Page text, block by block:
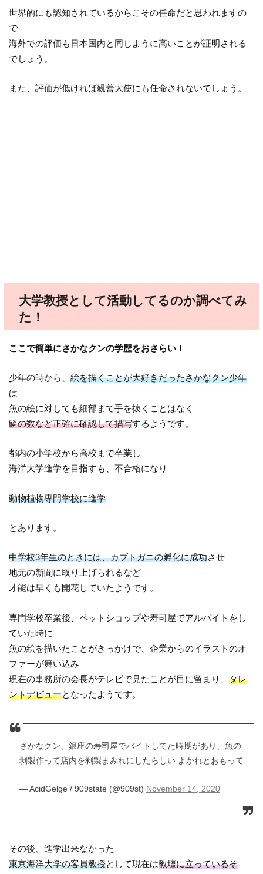
世界的にも認知されているからこその任命だと思われますの
で
海外での評価も日本国内と同じように高いことが証明される
でしょう。
また、評価が低ければ親善大使にも任命されないでしょう。
大学教授として活動してるのか調べてみ
た！
ここで簡単にさかなクンの学歴をおさらい！
少年の時から、絵を描くことが大好きだったさかなクン少年
は
魚の絵に対しても細部まで手を抜くことはなく
鱗の数など正確に確認して描写するようです。
都内の小学校から高校まで卒業し
海洋大学進学を目指すも、不合格になり
動物植物専門学校に進学
とあります。
中学校3年生のときには、カブトガニの孵化に成功させ
地元の新聞に取り上げられるなど
才能は早くも開花していたようです。
専門学校卒業後、ペットショップや寿司屋でアルバイトをし
ていた時に
魚の絵を描いたことがきっかけで、企業からのイラストのオ
ファーが舞い込み
現在の事務所の会長がテレビで見たことが目に留まり、タレ
ントデビューとなったようです。
さかなクン、銀座の寿司屋でバイトしてた時期があり、魚の
剥製作って店内を剥製まみれにしたらしい よかれとおもって
— AcidGelge / 909state (@909st) November 14, 2020
その後、進学出来なかった
東京海洋大学の客員教授として現在は教壇に立っているそ